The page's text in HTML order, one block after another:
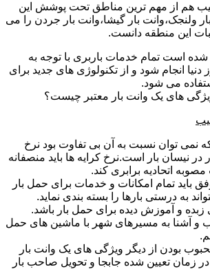
هم از مهم ترین مناطق تحت پوشش این
ولنجک،وانت بار گیشا،وانت بار جردن را می
این منطقه دانست.
است تمام خدمات باربری با توجه به
دنیا انجام شود و از تکنولوژی های جدید برای
می شود.
های یک وانت بار معتبر چیست؟
نمی توان نسبت به آن بی تفاوت بود نرخ
در نیسان بار است.نرخ کرایه ها باید منصفانه
اتحادیه برابری کند.
باید تمام امکانات و خدمات برای حمل بار
به درستی بارها را بسته بندی نماید.
زبده و آموزش دیده برای حمل بار باشد.
و آشنا به مسیرهای شهر با ماشین های حمل
بودن از دیگر ویژگی های یک وانت بار
در زمان تعیین شده جابجا و تحویل صاحب بار